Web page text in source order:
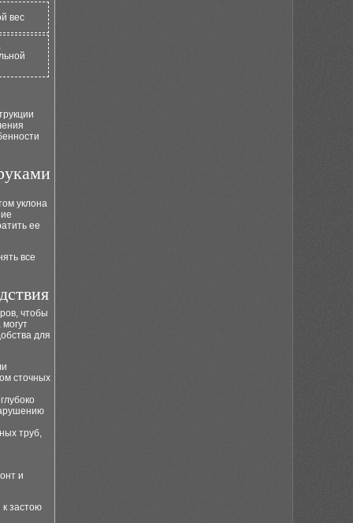
вес
уклона
ее
все
чтобы
для
сточных
труб,
и
застою